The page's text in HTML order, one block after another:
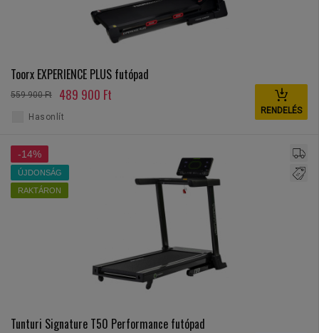
Toorx EXPERIENCE PLUS futópad
559 900 Ft 489 900 Ft
RENDELÉS
Hasonlít
-14%
ÚJDONSÁG
RAKTÁRON
Tunturi Signature T50 Performance futópad